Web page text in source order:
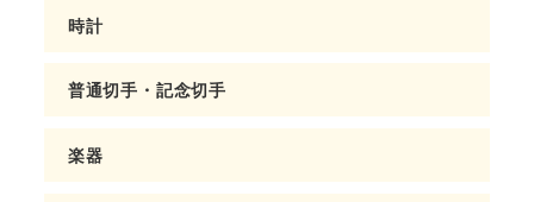
時計
普通切手・記念切手
楽器